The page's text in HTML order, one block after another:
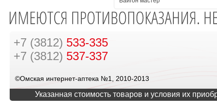
+7 (3812) 533-335
+7 (3812) 537-337
©Омская интернет-аптека №1, 2010-2013
Указанная стоимость товаров и условия их